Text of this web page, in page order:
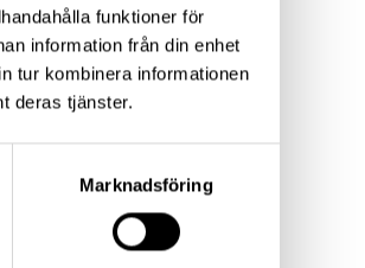
funktioner för
information från din enhet
tur kombinera informationen
deras tjänster.
Marknadsföring
kan välja på att
storskärm. Vi
YouTube-kanal